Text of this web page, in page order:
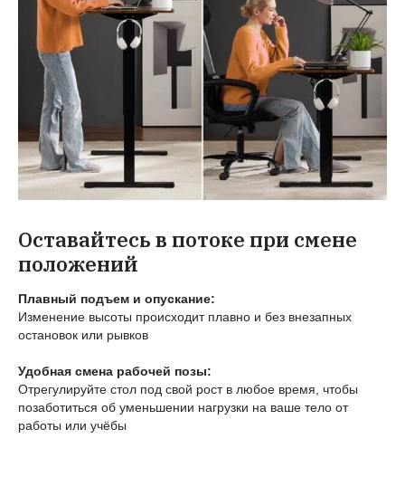
Оставайтесь в потоке при смене
положений
Плавный подъем и опускание:
Изменение высоты происходит плавно и без внезапных
остановок или рывков
Удобная смена рабочей позы:
Отрегулируйте стол под свой рост в любое время, чтобы
позаботиться об уменьшении нагрузки на ваше тело от
работы или учёбы